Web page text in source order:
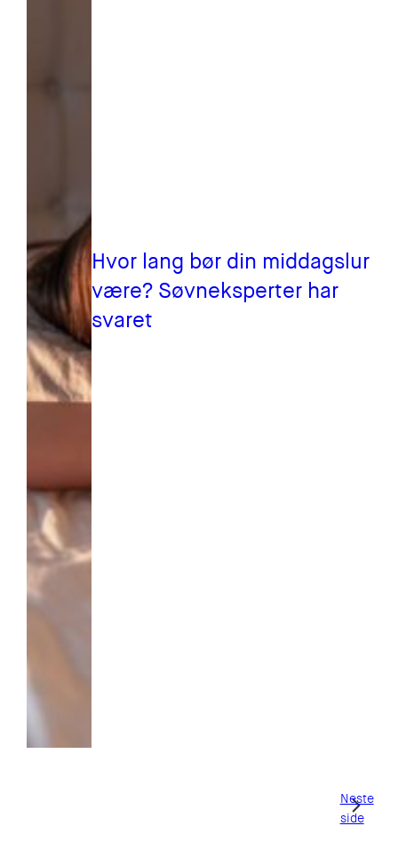
Hvor lang bør din middagslur
være? Søvneksperter har
svaret
Neste
side